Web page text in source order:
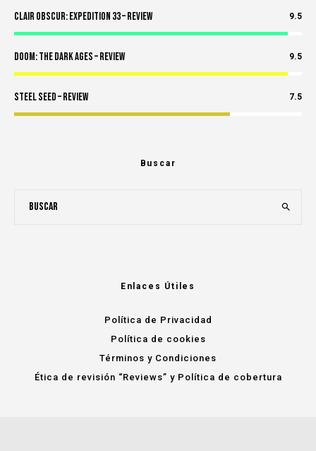
Clair Obscur: Expedition 33 – Review 9.5
Doom: The Dark Ages – Review 9.5
Steel Seed – Review 7.5
Buscar
Enlaces Útiles
Política de Privacidad
Política de cookies
Términos y Condiciones
Ética de revisión “Reviews” y Política de cobertura